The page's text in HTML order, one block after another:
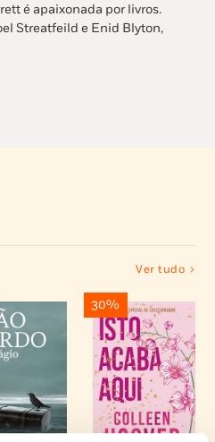
é apaixonada por livros.
Streatfeild e Enid Blyton,
Ver tudo
30%